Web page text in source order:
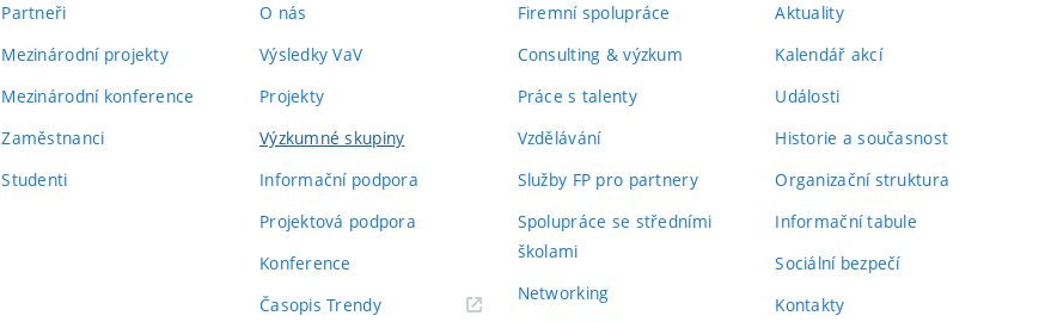
Partneři
Mezinárodní projekty
Mezinárodní konference
Zaměstnanci
Studenti
O nás
Výsledky VaV
Projekty
Výzkumné skupiny
Informační podpora
Projektová podpora
Konference
Časopis Trendy(externí
Firemní spolupráce
Consulting & výzkum
Práce s talenty
Vzdělávání
Služby FP pro partnery
Spolupráce se středními
školami
Networking
Aktuality
Kalendář akcí
Události
Historie a současnost
Organizační struktura
Informační tabule
Sociální bezpečí
Kontakty